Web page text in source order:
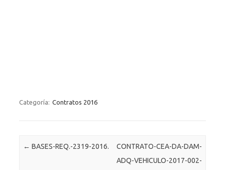
Categoría: Contratos 2016
Post navigation
← BASES-REQ.-2319-2016.
CONTRATO-CEA-DA-DAM-
ADQ-VEHICULO-2017-002-